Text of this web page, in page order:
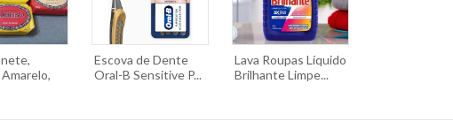
Escova de Dente
Oral-B Sensitive P...
Lava Roupas Líquido
Brilhante Limpe...